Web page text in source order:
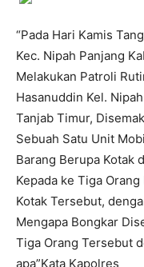
“Pada Hari Kamis
Kec. Nipah Panjang
Melakukan Patroli
Hasanuddin Kel.
Tanjab Timur,
Sebuah Satu Unit
Barang Berupa Kotak
Kepada ke Tiga
Kotak Tersebut,
Mengapa Bongkar
Tiga Orang Tersebut
apa”Kata Kapolres